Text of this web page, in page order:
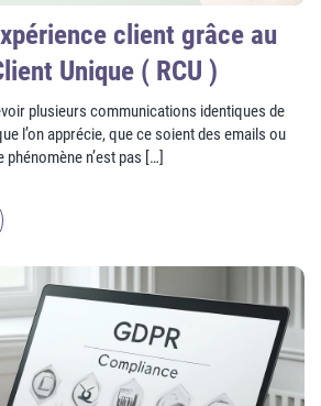
client grâce au
Unique ( RCU )
plusieurs communications identiques de
l’on apprécie, que ce soient des emails ou
n’est pas […]